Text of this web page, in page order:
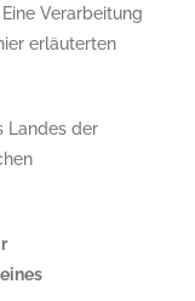
Verarbeitung
erläuterten
Landes der